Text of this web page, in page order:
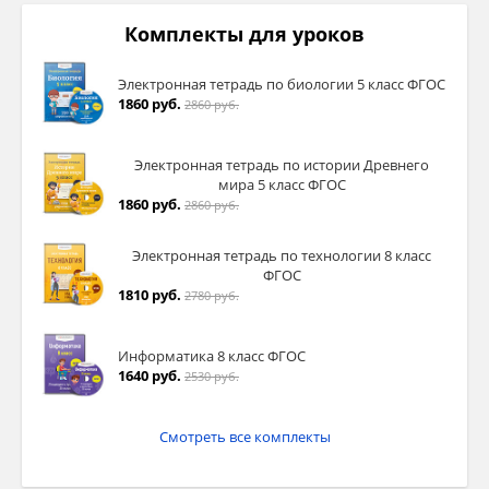
Комплекты для уроков
Электронная тетрадь по биологии 5 класс ФГОС
1860 руб. 2860 руб.
Электронная тетрадь по истории Древнего
мира 5 класс ФГОС
1860 руб. 2860 руб.
Электронная тетрадь по технологии 8 класс
ФГОС
1810 руб. 2780 руб.
Информатика 8 класс ФГОС
1640 руб. 2530 руб.
Смотреть все комплекты